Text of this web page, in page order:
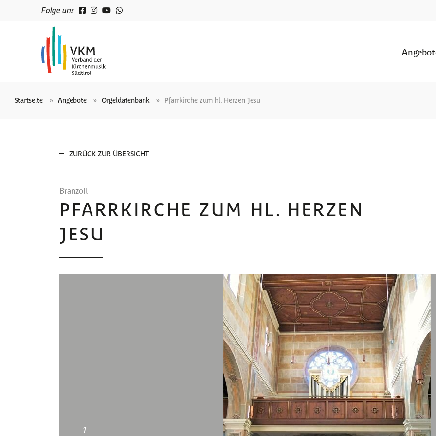
Folge uns
Startseite Angebote Orgeldatenbank Pfarrkirche zum hl. Herzen Jesu
ZURÜCK ZUR ÜBERSICHT
Branzoll
PFARRKIRCHE ZUM HL. HERZEN
JESU
1